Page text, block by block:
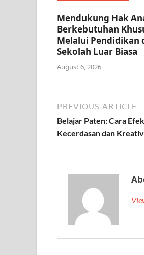
Mendukung Hak
Berkebutuhan
Melalui Pendidikan
Sekolah Luar Biasa
August 6, 2026
PREVIOUS ARTICLE
Belajar Paten: Cara
Kecerdasan dan